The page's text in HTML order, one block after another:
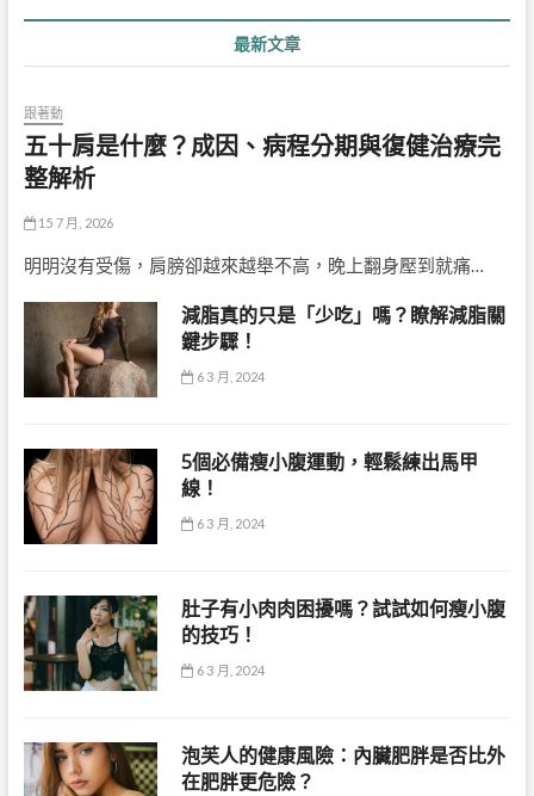
最新文章
跟著動
五十肩是什麼？成因、病程分期與復健治療完
整解析
15 7 月, 2026
明明沒有受傷，肩膀卻越來越舉不高，晚上翻身壓到就痛…
減脂真的只是「少吃」嗎？瞭解減脂關
鍵步驟！
6 3 月, 2024
5個必備瘦小腹運動，輕鬆練出馬甲
線！
6 3 月, 2024
肚子有小肉肉困擾嗎？試試如何瘦小腹
的技巧！
6 3 月, 2024
泡芙人的健康風險：內臟肥胖是否比外
在肥胖更危險？